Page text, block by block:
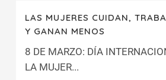
LAS MUJERES CUIDAN,
Y GANAN MENOS
8 DE MARZO: DÍA
LA MUJER...